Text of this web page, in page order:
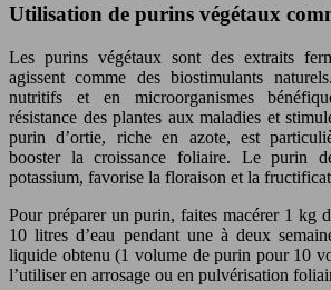
Utilisation de purins végétaux
Les purins végétaux sont des extraits
agissent comme des biostimulants
nutritifs et en microorganismes
résistance des plantes aux maladies et
purin d’ortie, riche en azote, est
booster la croissance foliaire. Le purin
potassium, favorise la floraison et la
Pour préparer un purin, faites macérer 1 kg
10 litres d’eau pendant une à deux
liquide obtenu (1 volume de purin pour 10
l’utiliser en arrosage ou en pulvérisation